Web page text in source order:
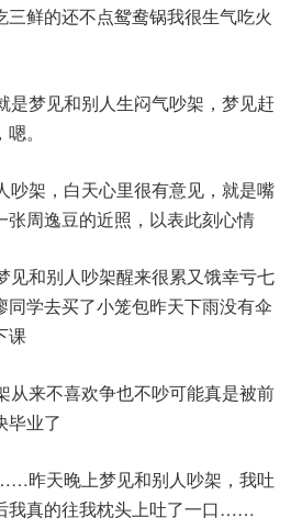
鲜的还不点鸳鸯锅我很生气吃火
是梦见和别人生闷气吵架，梦见赶
。
吵架，白天心里很有意见，就是嘴
张周逸豆的近照，以表此刻心情​
见和别人吵架醒来很累又饿幸亏七
同学去买了小笼包昨天下雨没有伞
课
从来不喜欢争也不吵可能真是被前
毕业了​
昨天晚上梦见和别人吵架，我吐
我真的往我枕头上吐了一口……